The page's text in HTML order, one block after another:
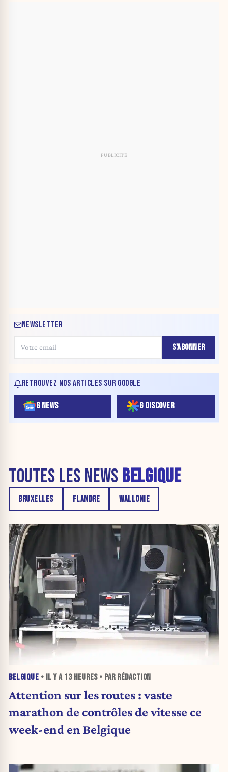
NEWSLETTER
S'ABONNER
RETROUVEZ NOS ARTICLES SUR GOOGLE
G NEWS G DISCOVER
TOUTES LES NEWS BELGIQUE
BRUXELLES FLANDRE WALLONIE
BELGIQUE • IL Y A 13 HEURES• PAR RÉDACTION
Attention sur les routes : vaste
marathon de contrôles de vitesse ce
week-end en Belgique